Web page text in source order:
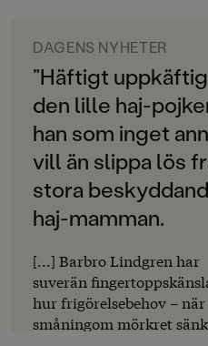
Svenska
SPRÅK
Svenska
PUBLICERINGSDATUM
2020-05-08
Produktion
9789129728699
FORMAT
DAGENS NYHETER
”Häftigt
den lille haj-
han som inget
vill än slippa lös
stora
haj-mamman.
[...] Barbro Lindgren har
suverän
hur frigörelsebehov – när
småningom mörkret